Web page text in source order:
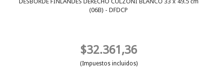
(06B) - DFDCP
$32.361,36
(Impuestos incluidos)